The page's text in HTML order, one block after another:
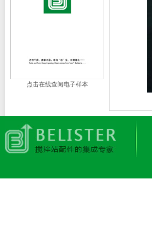
点击在线查阅电子样本